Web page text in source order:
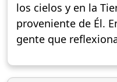
los cielos y en la
proveniente de Él.
gente que